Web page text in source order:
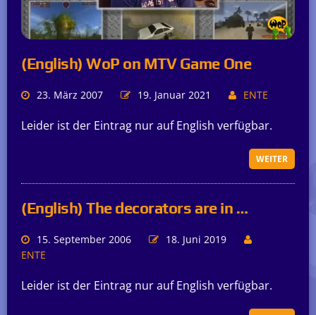
(English) WoP on MTV Game One
23. März 2007 19. Januar 2021 ENTE
Leider ist der Eintrag nur auf English verfügbar.
WEITER
(English) The decorators are in …
15. September 2006
18. Juni 2019
ENTE
Leider ist der Eintrag nur auf English verfügbar.